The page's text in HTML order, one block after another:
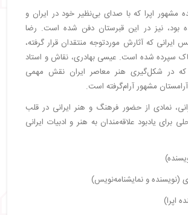
مشهور اپرا که با صدای بی‌نظیر خود در ایران و
بود، نیز در این قبرستان دفن شده است. رضا
ایرانی که آثارش موردتوجه منتقدان قرار گرفته،
سپرده شده است. عیسی بهادری، نقاش و استاد
در شکل‌گیری هنر معاصر ایران نقش مهمی
مشهور آرام‌گرفته است.
نمادی از حضور فرهنگ و هنر ایرانی در قلب
یادبود علاقه‌مندان به هنر و ادبیات ایرانی
و نمایشنامه‌نویس)
اپرا)